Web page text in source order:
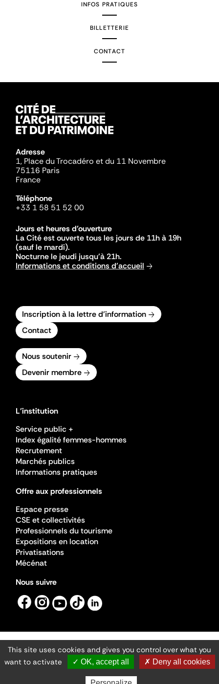
INFOS PRATIQUES
BILLETTERIE
CONTACT
Adresse
1, Place du Trocadéro et du 11 Novembre
75116 Paris
France
Téléphone
+33 1 58 51 52 00
Jours et heures d'ouverture
La Cité est ouverte tous les jours de 11h à 19h
(sauf le mardi).
Nocturne le jeudi jusqu'à 21h.
Informations et conditions d'accueil
Inscription à la lettre d'information
Contact
Nous soutenir
Devenir membre
L'institution
Service public +
Index égalité femmes-hommes
Recrutement
Marchés publics
Informations pratiques
Offre aux professionnels
Espace presse
CSE et collectivités
Professionnels du tourisme
Expositions en location
Privatisations
Mécénat
Nous suivre
Mentions légales
Gestion des cookies
Accessibilité numérique
Ministère de la Culture ©2026
- Cité de l'architecture et du patrimoine
This site uses cookies and gives you control over what you
want to activate
✓ OK, accept all ✗ Deny all cookies